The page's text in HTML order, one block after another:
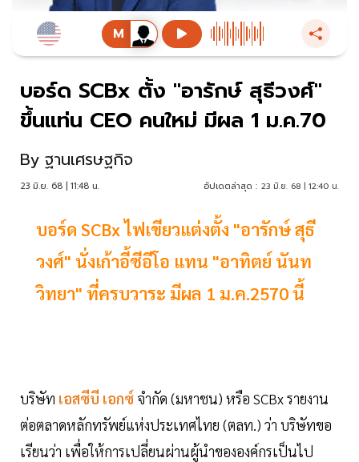
บอร์ด SCBx ตั้ง "อารักษ์ สุธีวงศ์"
ขึ้นแท่น CEO คนใหม่ มีผล 1 ม.ค.70
By ฐานเศรษฐกิจ
23 มิ.ย. 68 | 11:48 น. อัปเดตล่าสุด : 23 มิ.ย. 68 | 12:40 น.
บอร์ด SCBx ไฟเขียวแต่งตั้ง "อารักษ์ สุธี
วงศ์" นั่งเก้าอี้ซีอีโอ แทน "อาทิตย์ นันท
วิทยา" ที่ครบวาระ มีผล 1 ม.ค.2570 นี้
บริษัท เอสซีบี เอกซ์ จำกัด (มหาชน) หรือ SCBx รายงาน
ต่อตลาดหลักทรัพย์แห่งประเทศไทย (ตลท.) ว่า บริษัทขอ
เรียนว่า เพื่อให้การเปลี่ยนผ่านผู้นำขององค์กรเป็นไป